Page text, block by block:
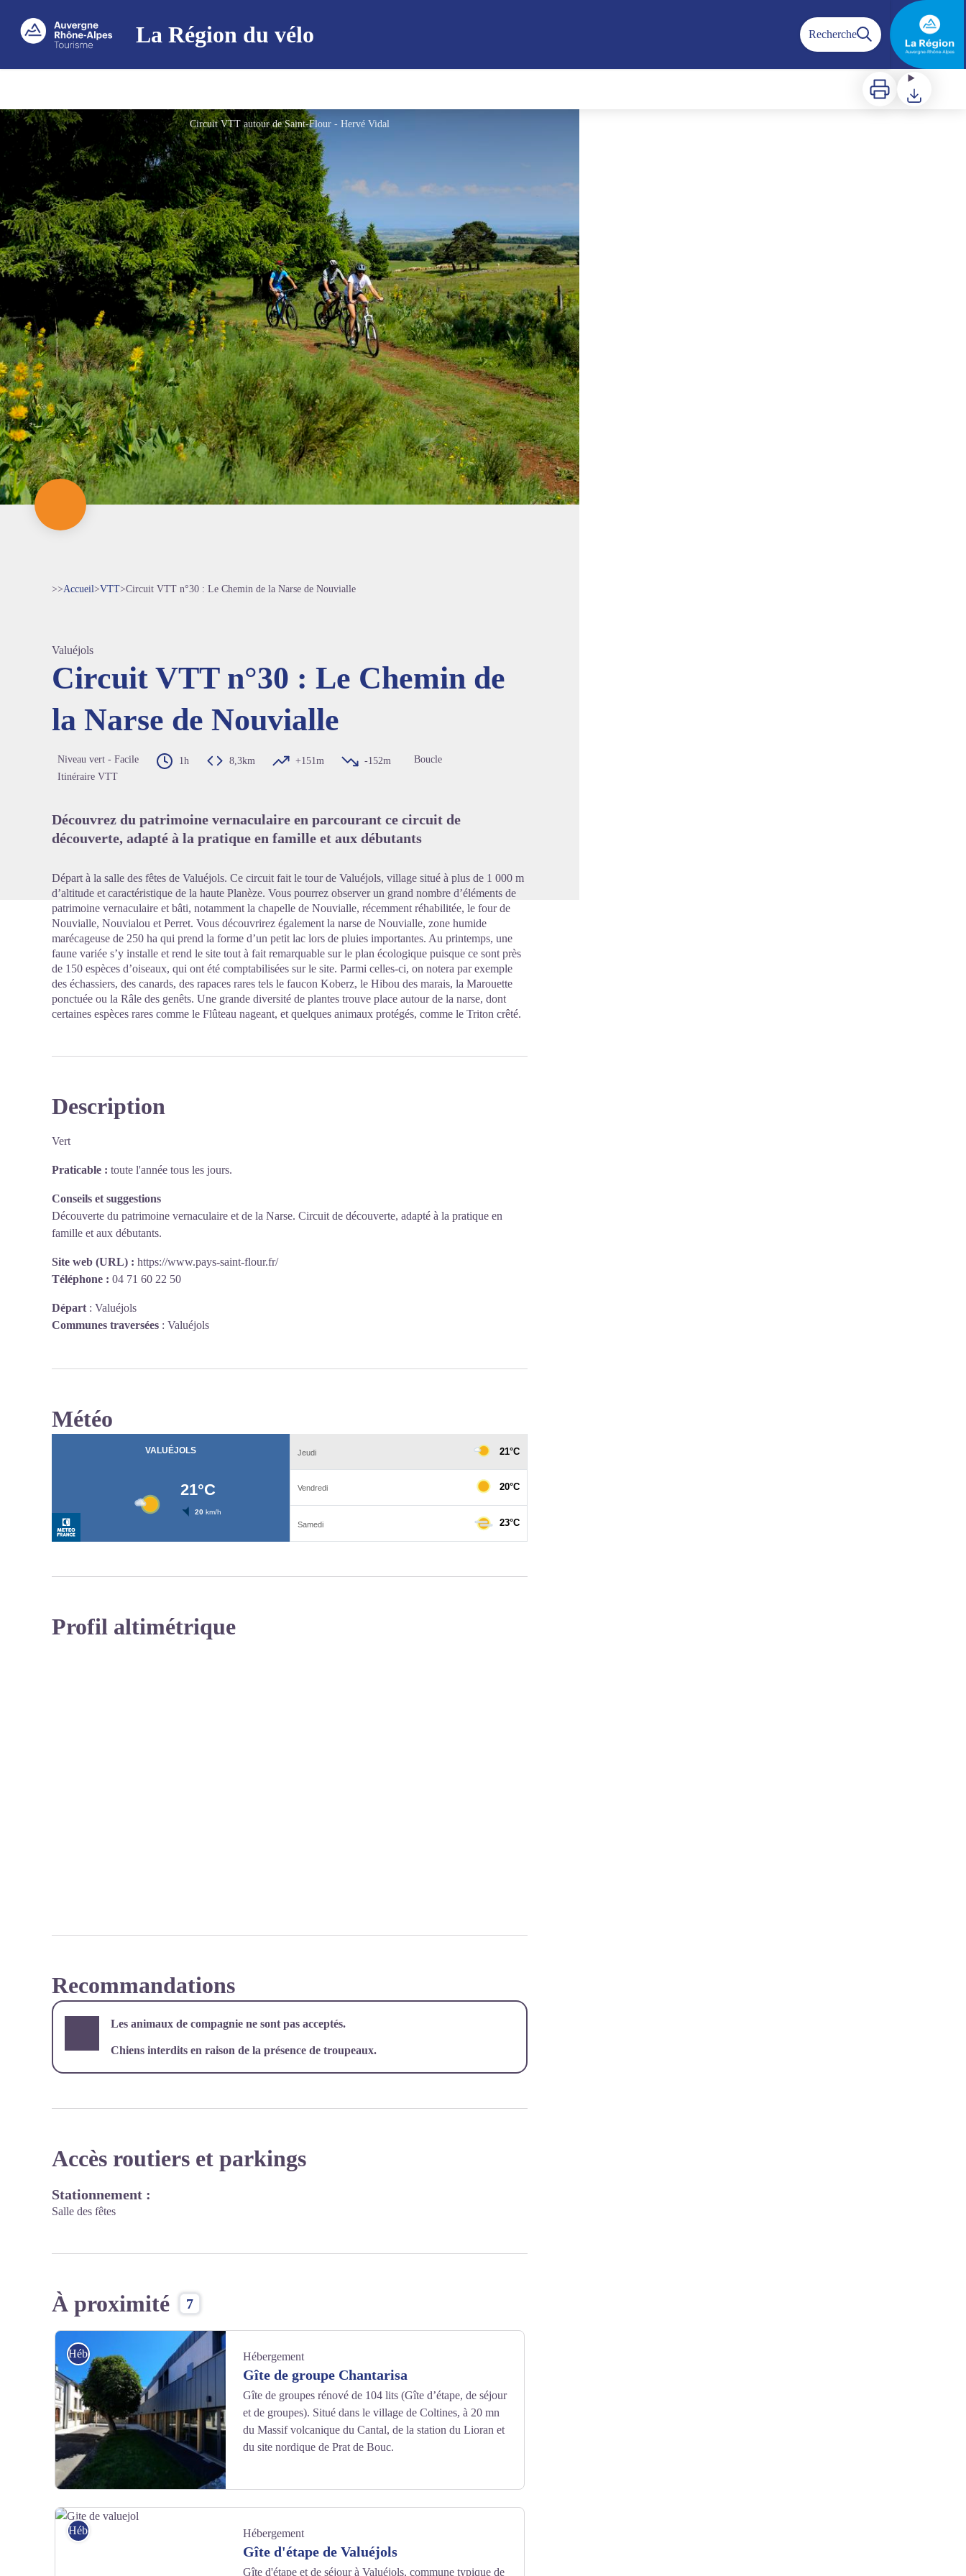
La Région du vélo Recherche
Imprimer Télécharger
Circuit VTT autour de Saint-Flour - Hervé Vidal
Voir l'image en plein écran
>>Accueil>VTT>Circuit VTT n°30 : Le Chemin de la Narse de Nouvialle
Valuéjols
Circuit VTT n°30 : Le Chemin de
la Narse de Nouvialle
Niveau vert - Facile 1h 8,3km +151m -152m
Boucle
Itinéraire VTT
Découvrez du patrimoine vernaculaire en parcourant ce circuit de
découverte, adapté à la pratique en famille et aux débutants
Départ à la salle des fêtes de Valuéjols. Ce circuit fait le tour de Valuéjols, village situé à plus de 1 000 m
d’altitude et caractéristique de la haute Planèze. Vous pourrez observer un grand nombre d’éléments de
patrimoine vernaculaire et bâti, notamment la chapelle de Nouvialle, récemment réhabilitée, le four de
Nouvialle, Nouvialou et Perret. Vous découvrirez également la narse de Nouvialle, zone humide
marécageuse de 250 ha qui prend la forme d’un petit lac lors de pluies importantes. Au printemps, une
faune variée s’y installe et rend le site tout à fait remarquable sur le plan écologique puisque ce sont près
de 150 espèces d’oiseaux, qui ont été comptabilisées sur le site. Parmi celles-ci, on notera par exemple
des échassiers, des canards, des rapaces rares tels le faucon Koberz, le Hibou des marais, la Marouette
ponctuée ou la Râle des genêts. Une grande diversité de plantes trouve place autour de la narse, dont
certaines espèces rares comme le Flûteau nageant, et quelques animaux protégés, comme le Triton crêté.
Description
Vert
Praticable : toute l'année tous les jours.
Conseils et suggestions
Découverte du patrimoine vernaculaire et de la Narse. Circuit de découverte, adapté à la pratique en
famille et aux débutants.
Site web (URL) : https://www.pays-saint-flour.fr/
Téléphone : 04 71 60 22 50
Départ : Valuéjols
Communes traversées : Valuéjols
Météo
Profil altimétrique
Recommandations
Les animaux de compagnie ne sont pas acceptés.
Chiens interdits en raison de la présence de troupeaux.
Accès routiers et parkings
Stationnement :
Salle des fêtes
À proximité 7
Hébergement Hébergement
Gîte de groupe Chantarisa
Gîte de groupes rénové de 104 lits (Gîte d’étape, de séjour
et de groupes). Situé dans le village de Coltines, à 20 mn
du Massif volcanique du Cantal, de la station du Lioran et
du site nordique de Prat de Bouc.
Hébergement Hébergement
Gîte d'étape de Valuéjols
Gîte d'étape et de séjour à Valuéjols, commune typique de